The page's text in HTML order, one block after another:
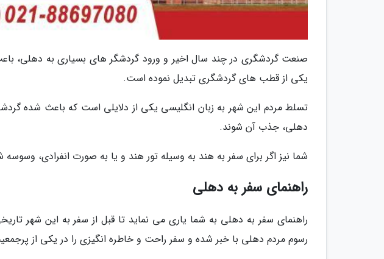
صنعت گردشگری در چند سال اخیر و ورود گردشگر های بسیاری به دهلی،
یکی از قطب های گردشگری تبدیل نموده است.
تسلط مردم این شهر به زبان انگلیسی یکی از دلایلی است که باعث شده
دهلی، جذب آن شوند.
شما نیز اگر برای سفر به هند به وسیله تور هند و یا به صورت انفرادی، وسوسه
راهنمای سفر به دهلی
راهنمای سفر به دهلی به شما یاری می نماید تا قبل از سفر به این شهر
رسوم مردم دهلی با خبر شده و سفر راحت و خاطره انگیزی را در یکی از